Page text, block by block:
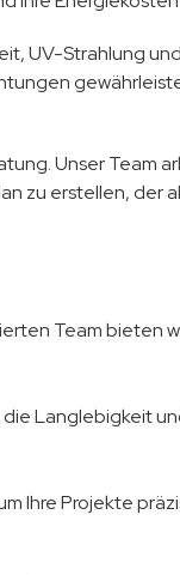
UV-Strahlung und
Unser Team
zu erstellen, der
Team bieten
Langlebigkeit
Ihre Projekte